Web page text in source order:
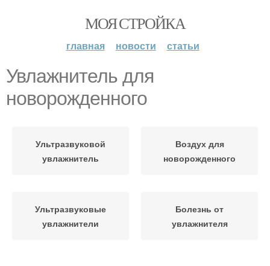
МОЯ СТРОЙКА
главная новости статьи
Увлажнитель для
новорожденного
Ультразвуковой
увлажнитель
Воздух для
новорожденного
Ультразвуковые
увлажнители
Болезнь от
увлажнителя